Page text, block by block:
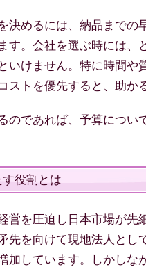
決めるには、納品までの
す。会社を選ぶ時には、
いけません。特に時間や
ストを優先すると、助か
のであれば、予算につい
役割とは
営を圧迫し日本市場が先
先を向けて現地法人とし
加しています。しかしな